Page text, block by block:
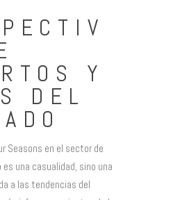
Y
DEL
Seasons en el sector de
una casualidad, sino una
a las tendencias del